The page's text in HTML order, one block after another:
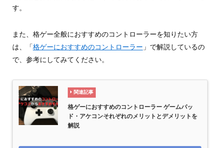
す。
また、格ゲー全般におすすめのコントローラーを知りたい方
は、「格ゲーにおすすめのコントローラー 」で解説しているの
で、参考にしてみてください。
関連記事
格ゲーにおすすめのコントローラー ゲームパッ
ド・アケコンそれぞれのメリットとデメリットを
解説